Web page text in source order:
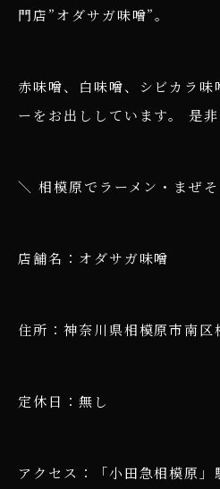
門店”オダサガ味噌”。
赤味噌、白味噌、シビカラ
ーをお出ししています。 是非
＼ 相模原でラーメン・まぜ
店舗名：オダサガ味噌
住所：神奈川県相模原市南
定休日：無し
アクセス：「小田急相模原」